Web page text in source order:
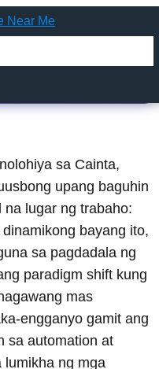
sa Cainta,
upang baguhin
lugar ng trabaho:
bayang ito,
sa pagdadala ng
paradigm shift kung
mas
engganyo gamit ang
sa automation at
lumikha ng mga